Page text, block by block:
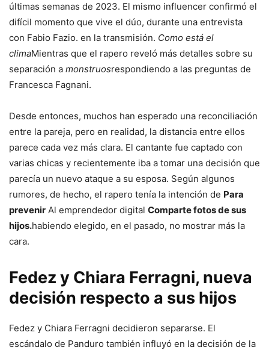
últimas semanas de 2023. El mismo influencer confirmó el
difícil momento que vive el dúo, durante una entrevista
con Fabio Fazio. en la transmisión. Como está el
climaMientras que el rapero reveló más detalles sobre su
separación a monstruosrespondiendo a las preguntas de
Francesca Fagnani.
Desde entonces, muchos han esperado una reconciliación
entre la pareja, pero en realidad, la distancia entre ellos
parece cada vez más clara. El cantante fue captado con
varias chicas y recientemente iba a tomar una decisión que
parecía un nuevo ataque a su esposa. Según algunos
rumores, de hecho, el rapero tenía la intención de Para
prevenir Al emprendedor digital Comparte fotos de sus
hijos.habiendo elegido, en el pasado, no mostrar más la
cara.
Fedez y Chiara Ferragni, nueva
decisión respecto a sus hijos
Fedez y Chiara Ferragni decidieron separarse. El
escándalo de Panduro también influyó en la decisión de la